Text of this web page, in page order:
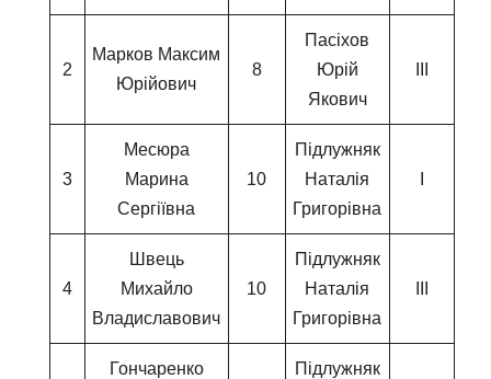
2
Марков Максим
Юрійович
8
Пасіхов
Юрій
Якович
3
Месюра
Марина
Сергіївна
10
Підлужняк
Наталія
Григорівна
4
Швець
Михайло
Владиславович
10
Підлужняк
Наталія
Григорівна
Гончаренко
Підлужняк